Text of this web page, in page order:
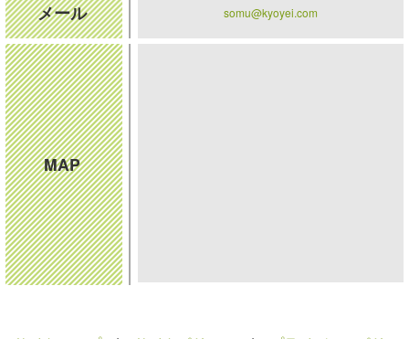
メール somu@kyoyei.com
MAP